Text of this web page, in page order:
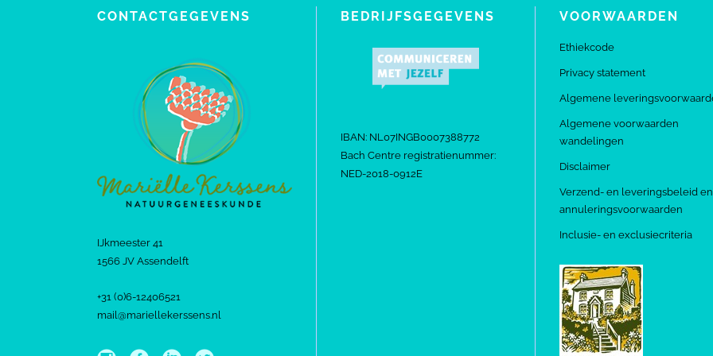
CONTACTGEGEVENS
IJkmeester 41
1566 JV Assendelft
+31 (0)6-12406521
mail@mariellekerssens.nl
BEDRIJFSGEGEVENS
IBAN: NL07INGB0007388772
Bach Centre registratienummer:
NED-2018-0912E
VOORWAARDEN
Ethiekcode
Privacy statement
Algemene
Algemene voorwaarden
wandelingen
Disclaimer
Verzend- en leveringsbeleid en
annuleringsvoorwaarden
Inclusie- en exclusiecriteria